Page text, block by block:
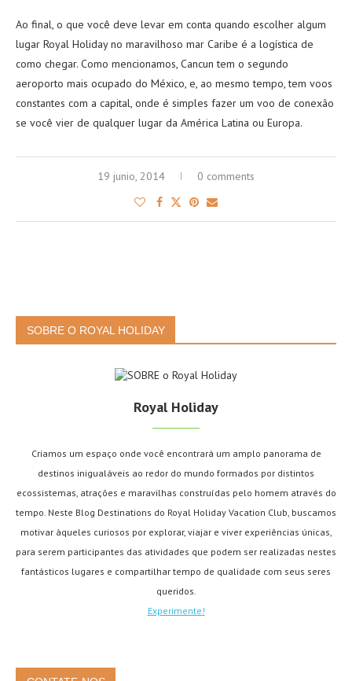
Ao final, o que você deve levar em conta quando escolher algum
lugar Royal Holiday no maravilhoso mar Caribe é a logística de
como chegar. Como mencionamos, Cancun tem o segundo
aeroporto mais ocupado do México, e, ao mesmo tempo, tem voos
constantes com a capital, onde é simples fazer um voo de conexão
se você vier de qualquer lugar da América Latina ou Europa.
19 junio, 2014 0 comments
SOBRE O ROYAL HOLIDAY
Royal Holiday
Criamos um espaço onde você encontrará um amplo panorama de
destinos inigualáveis ao redor do mundo formados por distintos
ecossistemas, atrações e maravilhas construídas pelo homem através do
tempo. Neste Blog Destinations do Royal Holiday Vacation Club, buscamos
motivar àqueles curiosos por explorar, viajar e viver experiências únicas,
para serem participantes das atividades que podem ser realizadas nestes
fantásticos lugares e compartilhar tempo de qualidade com seus seres
queridos.
Experimente!